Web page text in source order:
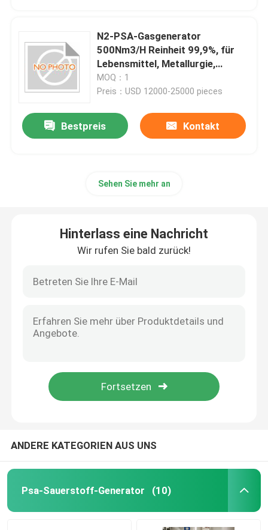
N2-PSA-Gasgenerator
500Nm3/H Reinheit 99,9%, für
Lebensmittel, Metallurgie,
Chemie
MOQ：1
Preis：USD 12000-25000 pieces
Bestpreis Kontakt
Sehen Sie mehr an
Hinterlass eine Nachricht
Wir rufen Sie bald zurück!
ANDERE KATEGORIEN AUS UNS
Psa-Sauerstoff-Generator (10)